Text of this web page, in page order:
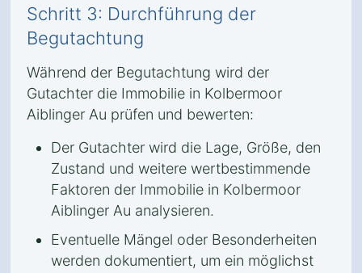
Schritt 3: Durchführung der
Begutachtung
Während der Begutachtung wird der
Gutachter die Immobilie in Kolbermoor
Aiblinger Au prüfen und bewerten:
Der Gutachter wird die Lage, Größe, den
Zustand und weitere wertbestimmende
Faktoren der Immobilie in Kolbermoor
Aiblinger Au analysieren.
Eventuelle Mängel oder Besonderheiten
werden dokumentiert, um ein möglichst